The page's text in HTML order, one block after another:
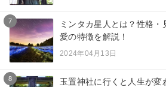
7
ミンタカ星人とは？性格
愛の特徴を解説！
2024年04月13日
8
玉置神社に行くと人生が変